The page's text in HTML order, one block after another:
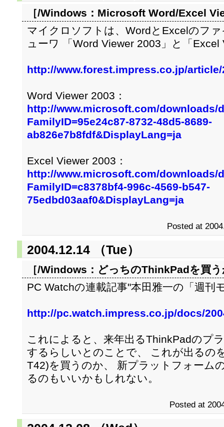
［/Windows： Microsoft Word/Excel
マイクロソフトは、WordとExcelのフ
ューワ 「Word Viewer 2003」と「
http://www.forest.impress.co.jp/
Word Viewer 2003：
http://www.microsoft.com/downloads/
FamilyID=95e24c87-8732-48d5-8689-
ab826e7b8fdf&DisplayLang=ja
Excel Viewer 2003：
http://www.microsoft.com/downloads/
FamilyID=c8378bf4-996c-4569-b547-
75edbd03aaf0&DisplayLang=ja
Posted at
2004.12.14 （Tue）
［/Windows： どっちのThinkPadを買う
PC Watchの連載記事"本田雅一の「週刊
http://pc.watch.impress.co.jp/docs/
これによると、来年出るThinkPadのプ
するらしいとのことで、 これが出るの
T42)を買うのか、 新プラットフォーム
るのもいいかもしれない。
Posted at